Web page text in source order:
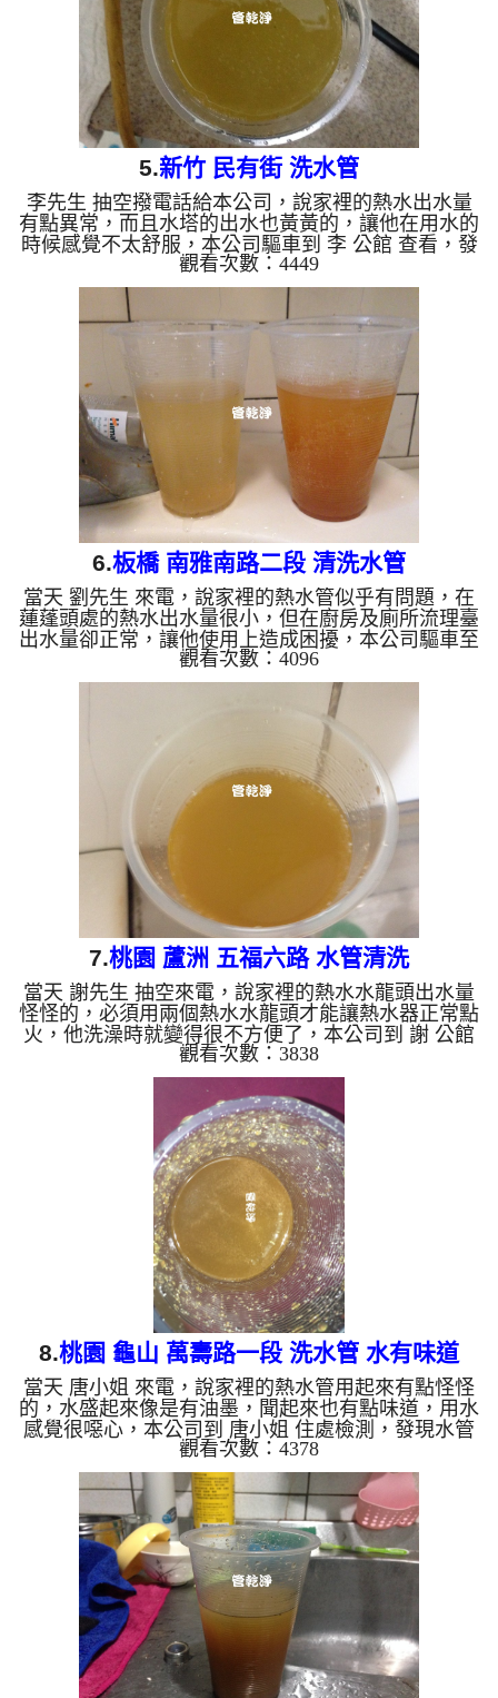
清水。 洗水管...
5.新竹 民有街 洗水管
李先生 抽空撥電話給本公司，說家裡的熱水出水量
有點異常，而且水塔的出水也黃黃的，讓他在用水的
時候感覺不太舒服，本公司驅車到 李 公館 查看，發
現水管管路中都是密密麻麻的鐵鏽加泥土，本公司架
起 水管清洗機 ，開始 洗水管 ，水龍頭噴出又多又黃
的髒水，髒水上還服有一層油汙，如下圖及影片，李
先生 看到都很訝異， 水管清洗 約兩小時後，本公司
便到頂樓洗水塔，經過驗收後， 出水沒有異物也不
沒顏色了，李先生能正常用水了。 清洗水管, 水管清
洗, 洗水管, 熱水管堵塞, 熱水忽冷忽熱, ...
觀看次數：4449
6.板橋 南雅南路二段 清洗水管
當天 劉先生 來電，說家裡的熱水管似乎有問題，在
蓮蓬頭處的熱水出水量很小，但在廚房及廁所流理臺
出水量卻正常，讓他使用上造成困擾，本公司驅車至
劉 公館 查看，發現管路已經生鏽的很嚴重，導致熱
水無法正常通過，本公司架起 水管清洗機 ，開始 洗
水管 ，水龍頭噴出很髒的鏽水，如下圖及影片，劉
先生 都嚇了一跳， 水管清洗 約兩小時後，出水沒有
異物也不沒顏色了， 劉先生能正常洗澡了。 清洗水
管, 水管清洗, 洗水管, 熱水管堵塞, 熱水忽冷忽熱, 洗
管路, 清管路 ...
觀看次數：4096
7.桃園 蘆洲 五福六路 水管清洗
當天 謝先生 抽空來電，說家裡的熱水水龍頭出水量
怪怪的，必須用兩個熱水水龍頭才能讓熱水器正常點
火，他洗澡時就變得很不方便了，本公司到 謝 公館
檢測，發現水管裡面有不少泥沙及鐵鏽，所以水就無
法通過了，本公司架起 水管清洗機 ，開始 洗水管 ，
蓮蓬頭噴出黃水連綿不斷，如下圖及影片，謝先生
看到都很訝異， 水管清洗 約兩小時後，出水沒有顏
色了， 謝先生總算不用洗戰鬥澡了。 清洗水管, 水管
清洗, 洗水管, 熱水管堵塞, 熱水忽冷忽熱, 洗管路, 清
管路 ...
觀看次數：3838
8.桃園 龜山 萬壽路一段 洗水管 水有味道
當天 唐小姐 來電，說家裡的熱水管用起來有點怪怪
的，水盛起來像是有油墨，聞起來也有點味道，用水
感覺很噁心，本公司到 唐小姐 住處檢測，發現水管
裡面有油墨及鐵鏽，所以水有味道是很正常的，本公
司架起 水管清洗機 ，開始 洗水管 ，流理臺噴出很髒
的黃水，連布都染黃了，如下圖及影片，唐小姐 看
到很想吐， 水管清洗 約兩小時後，出水也沒有異物
也不在有味道了， 唐小姐總算能正常使用了。 清洗
水管, 水管清洗, 洗水管, 熱水管堵塞, 熱水忽冷忽熱,
洗管路, 清管路 ...
觀看次數：4378